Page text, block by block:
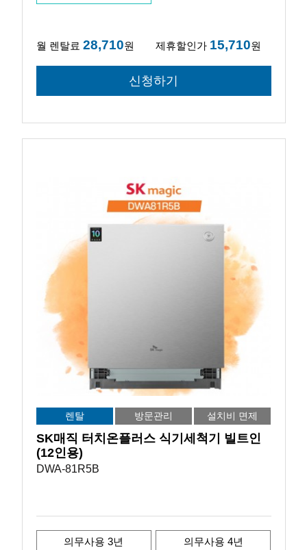
월 렌탈료 28,710원 제휴할인가 15,710원
렌탈 방문관리 설치비 면제
SK매직 터치온플러스 식기세척기 빌트인
(12인용)
DWA-81R5B
의무사용 3년 의무사용 4년